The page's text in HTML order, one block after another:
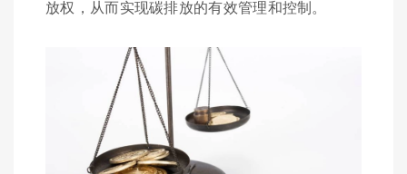
放权，从而实现碳排放的有效管理和控制。